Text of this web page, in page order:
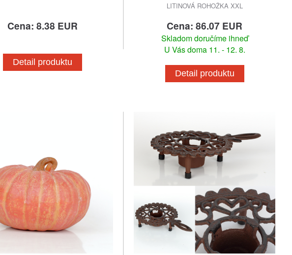
Cena: 8.38 EUR
Detail produktu
LITINOVÁ ROHOŽKA XXL
Cena: 86.07 EUR
Skladom doručíme ihneď
U Vás doma 11. - 12. 8.
Detail produktu